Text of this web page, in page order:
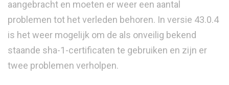
aangebracht en moeten er weer een aantal
problemen tot het verleden behoren. In versie 43.0.4
is het weer mogelijk om de als onveilig bekend
staande sha-1-certificaten te gebruiken en zijn er
twee problemen verholpen.